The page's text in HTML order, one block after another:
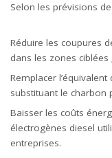
Selon les prévisions
Réduire les coupures
dans les zones ciblées ;
Remplacer
substituant le charbon
Baisser les coûts
électrogènes diesel
entreprises.